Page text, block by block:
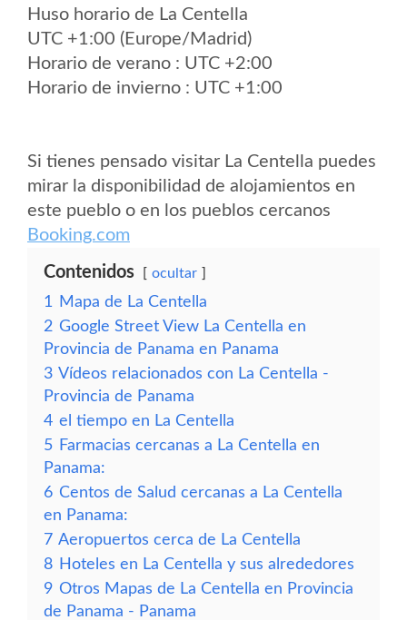
Huso horario de La Centella
UTC +1:00 (Europe/Madrid)
Horario de verano : UTC +2:00
Horario de invierno : UTC +1:00
Si tienes pensado visitar La Centella puedes
mirar la disponibilidad de alojamientos en
este pueblo o en los pueblos cercanos
Booking.com
Contenidos ocultar
1
Mapa de La Centella
2 Google Street View La Centella en
Provincia de Panama en Panama
3 Vídeos relacionados con La Centella -
Provincia de Panama
4 el tiempo en La Centella
5 Farmacias cercanas a La Centella en
Panama:
6 Centos de Salud cercanas a La Centella
en Panama:
7 Aeropuertos cerca de La Centella
8 Hoteles en La Centella y sus alrededores
9 Otros Mapas de La Centella en Provincia
de Panama - Panama